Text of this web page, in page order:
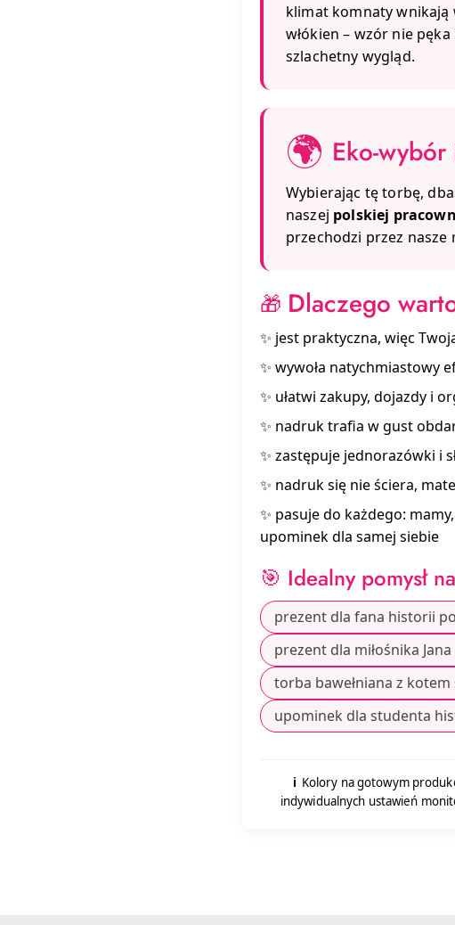
klimat komnaty
włókien – wzór nie
szlachetny wygląd.
🌍 Eko-
Wybierając tę torbę,
naszej polskiej
przechodzi przez nasze
🎁 Dlaczego
✨ jest praktyczna, więc
✨ wywoła natychmiastowy
✨ ułatwi zakupy, dojazdy i
✨ nadruk trafia w gust
✨ zastępuje jednorazówki i
✨ nadruk się nie ściera,
✨ pasuje do każdego:
upominek dla samej siebie
🎯 Idealny pomysł
prezent dla fana historii
prezent dla miłośnika
torba bawełniana z
upominek dla studenta
ℹ️ Kolory na gotowym
indywidualnych ustawień